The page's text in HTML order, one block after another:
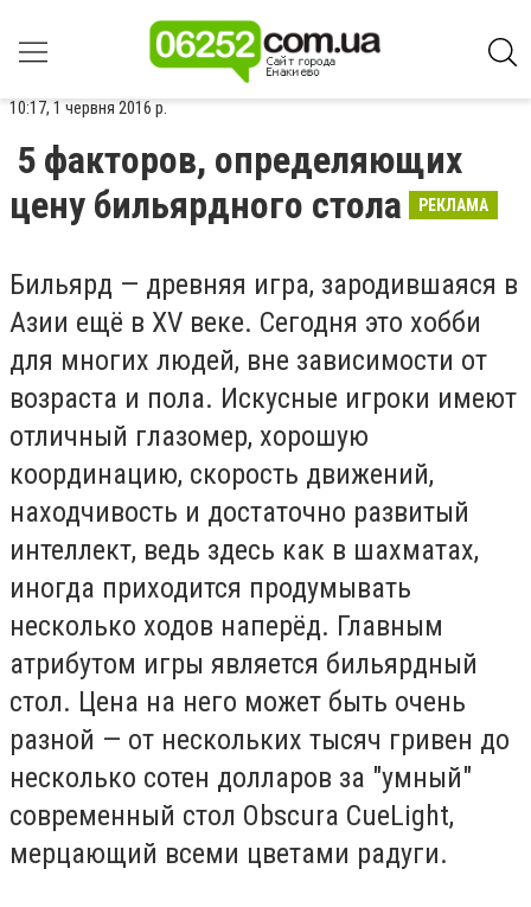
10:17, 1 червня 2016 р.
5 факторов, определяющих
цену бильярдного стола
РЕКЛАМА
Бильярд — древняя игра, зародившаяся в
Азии ещё в XV веке. Сегодня это хобби
для многих людей, вне зависимости от
возраста и пола. Искусные игроки имеют
отличный глазомер, хорошую
координацию, скорость движений,
находчивость и достаточно развитый
интеллект, ведь здесь как в шахматах,
иногда приходится продумывать
несколько ходов наперёд. Главным
атрибутом игры является бильярдный
стол. Цена на него может быть очень
разной — от нескольких тысяч гривен до
несколько сотен долларов за "умный"
современный стол Obscura CueLight,
мерцающий всеми цветами радуги.